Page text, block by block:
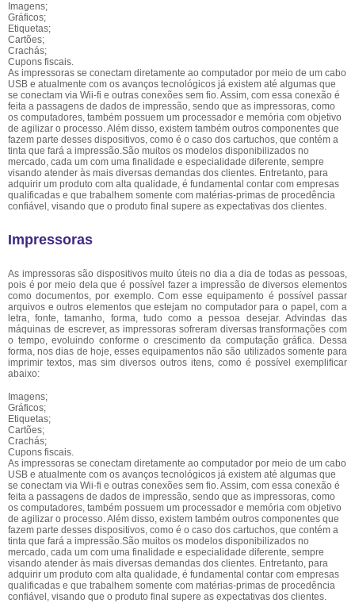
Imagens;
Gráficos;
Etiquetas;
Cartões;
Crachás;
Cupons fiscais.
As impressoras se conectam diretamente ao computador por meio de um cabo
USB e atualmente com os avanços tecnológicos já existem até algumas que
se conectam via Wii-fi e outras conexões sem fio. Assim, com essa conexão é
feita a passagens de dados de impressão, sendo que as impressoras, como
os computadores, também possuem um processador e memória com objetivo
de agilizar o processo. Além disso, existem também outros componentes que
fazem parte desses dispositivos, como é o caso dos cartuchos, que contém a
tinta que fará a impressão.São muitos os modelos disponibilizados no
mercado, cada um com uma finalidade e especialidade diferente, sempre
visando atender às mais diversas demandas dos clientes. Entretanto, para
adquirir um produto com alta qualidade, é fundamental contar com empresas
qualificadas e que trabalhem somente com matérias-primas de procedência
confiável, visando que o produto final supere as expectativas dos clientes.
Impressoras
As impressoras são dispositivos muito úteis no dia a dia de todas as pessoas,
pois é por meio dela que é possível fazer a impressão de diversos elementos
como documentos, por exemplo. Com esse equipamento é possível passar
arquivos e outros elementos que estejam no computador para o papel, com a
letra, fonte, tamanho, forma, tudo como a pessoa desejar. Advindas das
máquinas de escrever, as impressoras sofreram diversas transformações com
o tempo, evoluindo conforme o crescimento da computação gráfica. Dessa
forma, nos dias de hoje, esses equipamentos não são utilizados somente para
imprimir textos, mas sim diversos outros itens, como é possível exemplificar
abaixo:
Imagens;
Gráficos;
Etiquetas;
Cartões;
Crachás;
Cupons fiscais.
As impressoras se conectam diretamente ao computador por meio de um cabo
USB e atualmente com os avanços tecnológicos já existem até algumas que
se conectam via Wii-fi e outras conexões sem fio. Assim, com essa conexão é
feita a passagens de dados de impressão, sendo que as impressoras, como
os computadores, também possuem um processador e memória com objetivo
de agilizar o processo. Além disso, existem também outros componentes que
fazem parte desses dispositivos, como é o caso dos cartuchos, que contém a
tinta que fará a impressão.São muitos os modelos disponibilizados no
mercado, cada um com uma finalidade e especialidade diferente, sempre
visando atender às mais diversas demandas dos clientes. Entretanto, para
adquirir um produto com alta qualidade, é fundamental contar com empresas
qualificadas e que trabalhem somente com matérias-primas de procedência
confiável, visando que o produto final supere as expectativas dos clientes.